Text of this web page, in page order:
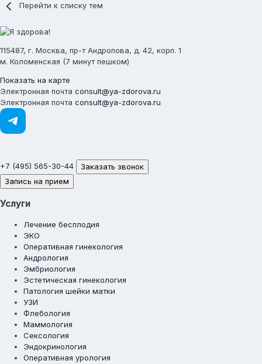
Перейти к списку тем
115487, г. Москва, пр-т Андропова, д. 42, корп. 1
м. Коломенская (7 минут пешком)
Показать на карте
Электронная почта consult@ya-zdorova.ru
Электронная почта consult@ya-zdorova.ru
+7 (495) 565-30-44
Заказать звонок
Запись на прием
Услуги
Лечение бесплодия
ЭКО
Оперативная гинекология
Андрология
Эмбриология
Эстетическая гинекология
Патология шейки матки
УЗИ
Флебология
Маммология
Сексология
Эндокринология
Оперативная урология